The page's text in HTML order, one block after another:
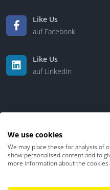
Like Us
auf Facebook
Like Us
auf LinkedIn
We use cookies
We may place these for analysis of
show personalised content and to
more information about the